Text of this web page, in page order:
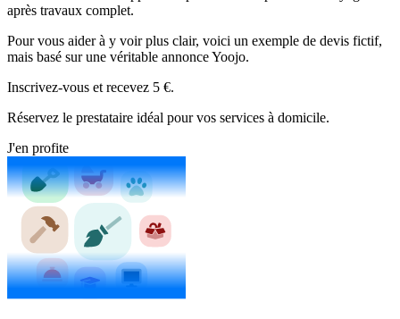
après travaux complet.
Pour vous aider à y voir plus clair, voici un exemple de devis fictif,
mais basé sur une véritable annonce Yoojo.
Inscrivez-vous et recevez 5 €.
Réservez le prestataire idéal pour vos services à domicile.
J'en profite